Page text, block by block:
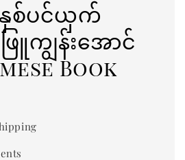
စ်ပင်ယှက်
ကျွန်းအောင်
Book